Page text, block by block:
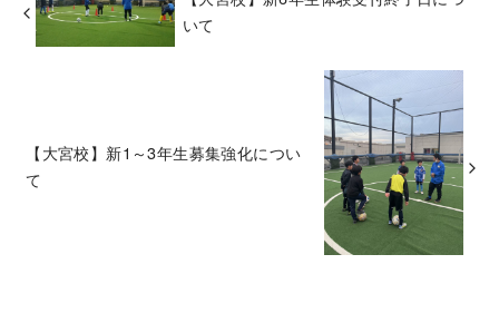
いて
【大宮校】新1～3年生募集強化につい
て